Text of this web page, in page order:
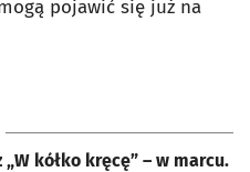
pojawić się już na
„W kółko kręcę” – w marcu.